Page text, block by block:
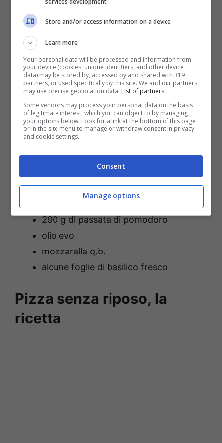
Ingredienti
20 cucchiai di acqua naturale
oligominerale
1 cucchiaio di sale fino
20 cucchiai di farina 00
1 bustina di lievito istantaneo
per completare
un pizzico di sale
290 g di passata di pomodoro
olio evo
mozzarella q.b.
alcune foglie di basilico fresco
Pizza senza riposo, la
ricetta
Store and/or access information on a device
Learn more
Your personal data will be processed and information from
your device (cookies, unique identifiers, and other device
data) may be stored by, accessed by and shared with 319
partners, or used specifically by this site. We and our partners
may use precise geolocation data. List of partners.
Some vendors may process your personal data on the basis
of legitimate interest, which you can object to by managing
your options below. Look for a link at the bottom of this page
or in the site menu to manage or withdraw consent in privacy
and cookie settings.
Consent
Manage options